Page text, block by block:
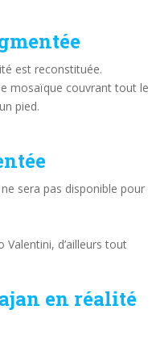
est reconstituée.
mosaïque couvrant tout le
pied.
sera pas disponible pour
d’ailleurs tout
en réalité